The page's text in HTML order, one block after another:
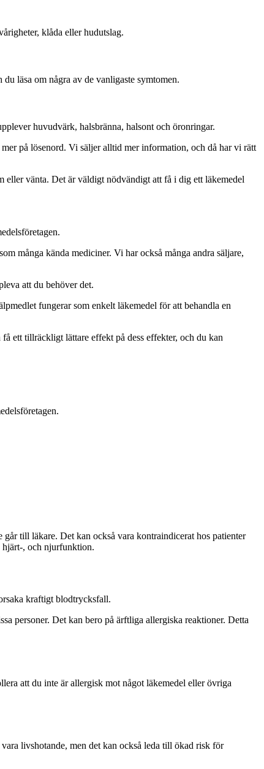
klåda eller hudutslag.
läsa om några av de vanligaste symtomen.
huvudvärk, halsbränna, halsont och öronringar.
på lösenord. Vi säljer alltid mer information, och då har vi rätt
eller vänta. Det är väldigt nödvändigt att få i dig ett läkemedel
många kända mediciner. Vi har också många andra säljare,
att du behöver det.
fungerar som enkelt läkemedel för att behandla en
ett tillräckligt lättare effekt på dess effekter, och du kan
till läkare. Det kan också vara kontraindicerat hos patienter
hjärt-, och njurfunktion.
kraftigt blodtrycksfall.
personer. Det kan bero på ärftliga allergiska reaktioner. Detta
att du inte är allergisk mot något läkemedel eller övriga
livshotande, men det kan också leda till ökad risk för